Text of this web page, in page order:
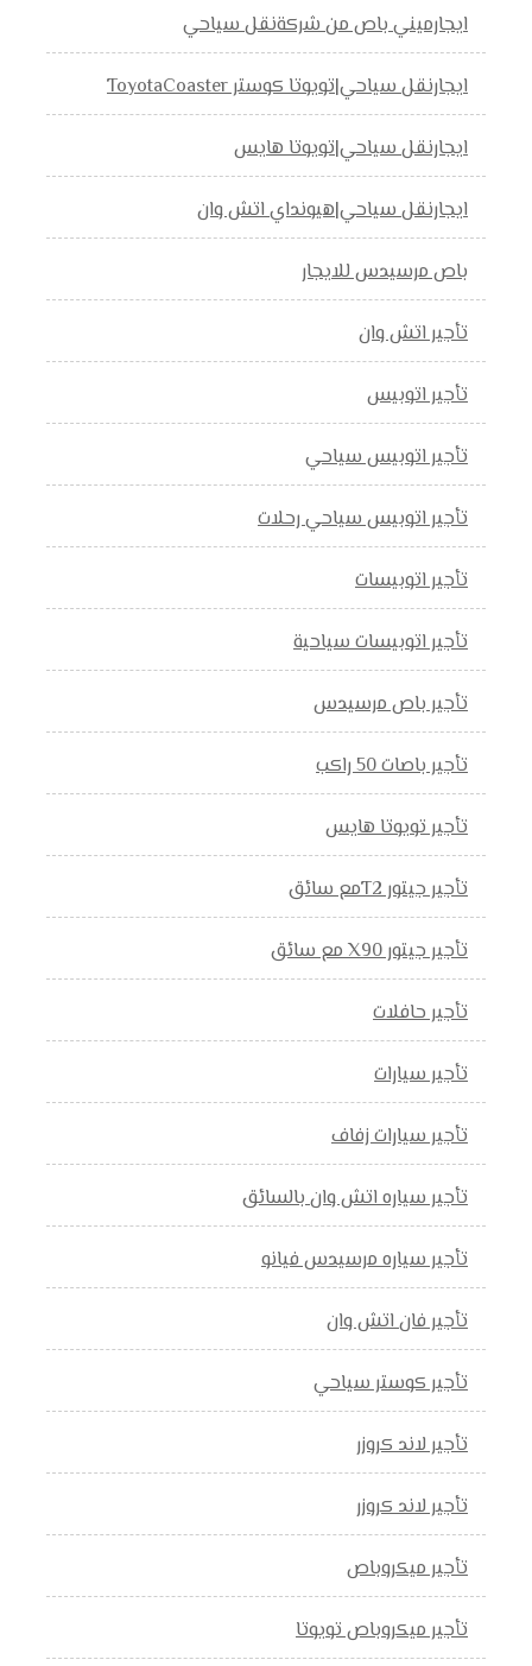
ايجارميني باص من شركةنقل سياحي
ايجارنقل سياحي|تويوتا كوستر ToyotaCoaster
ايجارنقل سياحي|تويوتا هايس
ايجارنقل سياحي|هيونداي اتش وان
باص مرسيدس للايجار
تأجير اتش وان
تأجير اتوبيس
تأجير اتوبيس سياحي
تأجير اتوبيس سياحي رحلات
تأجير اتوبيسات
تأجير اتوبيسات سياحية
تأجير باص مرسيدس
تأجير باصات 50 راكب
تأجير تويوتا هايس
تأجير جيتور T2مع سائق
تأجير جيتور X90 مع سائق
تأجير حافلات
تأجير سيارات
تأجير سيارات زفاف
تأجير سياره اتش وان بالسائق
تأجير سياره مرسيدس فيانو
تأجير فان اتش وان
تأجير كوستر سياحي
تأجير لاند كروزر
تأجير لاند كروزر
تأجير ميكروباص
تأجير ميكروباص تويوتا